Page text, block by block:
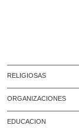
RELIGIOSAS
ORGANIZACIONES
EDUCACION